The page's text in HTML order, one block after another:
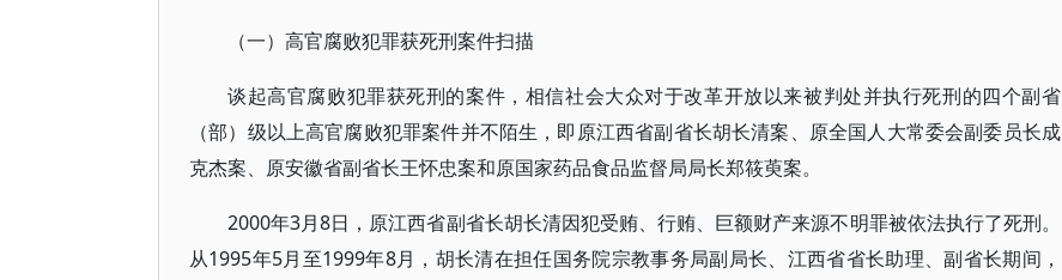
（一）高官腐败犯罪获死刑案件扫描
谈起高官腐败犯罪获死刑的案件，相信社会大众对于改革开放以来被判处并执行死刑的四个副省
（部）级以上高官腐败犯罪案件并不陌生，即原江西省副省长胡长清案、原全国人大常委会副委员长成
克杰案、原安徽省副省长王怀忠案和原国家药品食品监督局局长郑筱萸案。
2000年3月8日，原江西省副省长胡长清因犯受贿、行贿、巨额财产来源不明罪被依法执行了死刑。
从1995年5月至1999年8月，胡长清在担任国务院宗教事务局副局长、江西省省长助理、副省长期间，